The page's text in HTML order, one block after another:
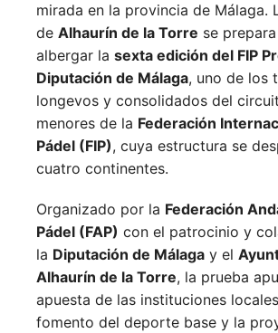
mirada en la provincia de Málaga.
de Alhaurín de la Torre se
albergar la sexta edición del FIP
Diputación de Málaga, uno de los
longevos y consolidados del
menores de la Federación
Pádel (FIP), cuya estructura se
cuatro continentes.
Organizado por la Federación
Pádel (FAP) con el patrocinio y
la Diputación de Málaga y el
Alhaurín de la Torre, la prueba
apuesta de las instituciones
fomento del deporte base y la